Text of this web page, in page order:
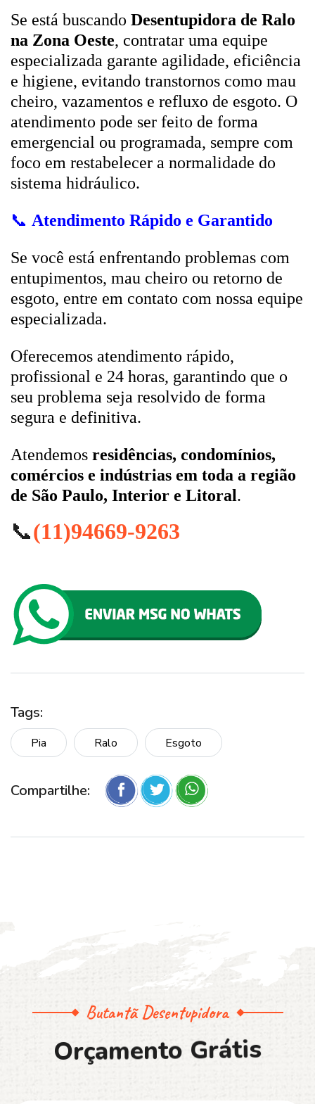
Se está buscando Desentupidora de Ralo
na Zona Oeste, contratar uma equipe
especializada garante agilidade, eficiência
e higiene, evitando transtornos como mau
cheiro, vazamentos e refluxo de esgoto. O
atendimento pode ser feito de forma
emergencial ou programada, sempre com
foco em restabelecer a normalidade do
sistema hidráulico.
📞 Atendimento Rápido e Garantido
Se você está enfrentando problemas com
entupimentos, mau cheiro ou retorno de
esgoto, entre em contato com nossa equipe
especializada.
Oferecemos atendimento rápido,
profissional e 24 horas, garantindo que o
seu problema seja resolvido de forma
segura e definitiva.
Atendemos residências, condomínios,
comércios e indústrias em toda a região
de São Paulo, Interior e Litoral.
📞(11)94669-9263
Tags:
Pia Ralo Esgoto
Compartilhe:
Butantã Desentupidora
Orçamento Grátis